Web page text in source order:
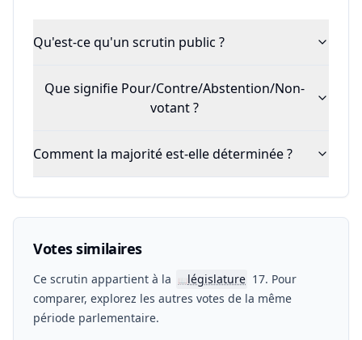
Qu'est-ce qu'un scrutin public ?
Que signifie Pour/Contre/Abstention/Non-
votant ?
Comment la majorité est-elle déterminée ?
Votes similaires
Ce scrutin appartient à la 📖législature 17. Pour
comparer, explorez les autres votes de la même
période parlementaire.